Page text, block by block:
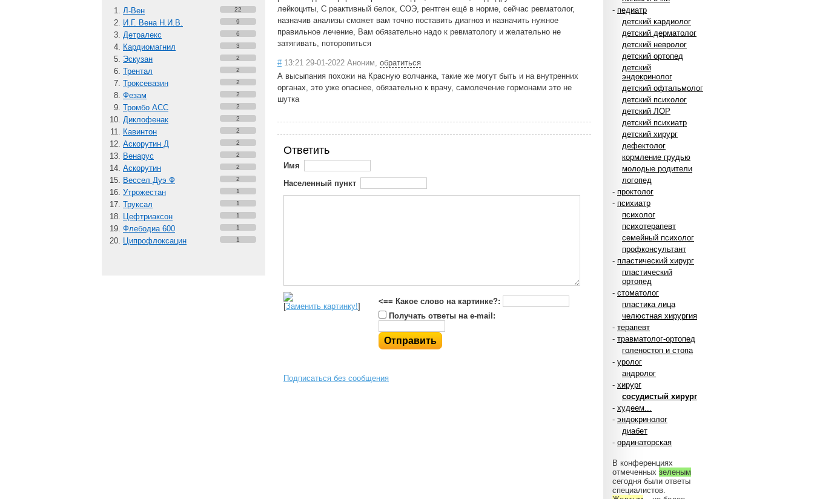
- педиатр
детский кардиолог
детский дерматолог
детский невролог
детский ортопед
детский
эндокринолог
детский офтальмолог
детский психолог
детский ЛОР
детский психиатр
детский хирург
дефектолог
кормление грудью
молодые родители
логопед
- проктолог
- психиатр
психолог
психотерапевт
семейный психолог
профконсультант
- пластический хирург
пластический
ортопед
- стоматолог
пластика лица
челюстная хирургия
- терапевт
- травматолог-ортопед
голеностоп и стопа
- уролог
андролог
- хирург
сосудистый хирург
- худеем...
- эндокринолог
диабет
- ординаторская
В конференциях
отмеченных зеленым
сегодня были ответы
специалистов.
Л-Вен 22
И.Г. Вена Н.И.В. 9
Детралекс 6
Кардиомагнил 3
Эскузан 2
Трентал 2
Троксевазин 2
Фезам 2
Тромбо АСС 2
Диклофенак 2
Кавинтон 2
Аскорутин Д 2
Венарус 2
Аскорутин 2
Вессел Дуэ Ф 2
Утрожестан 1
Труксал 1
Цефтриаксон 1
Флебодиа 600 1
Ципрофлоксацин 1
лейкоциты, С реактивный белок, СОЭ, рентген ещё в норме, сейчас ревматолог,
назначив анализы сможет вам точно поставить диагноз и назначить нужное
правильное лечение, Вам обязательно надо к ревматологу и желательно не
затягивать, поторопиться
#13:21 29-01-2022 Аноним, обратиться
А высыпания похожи на Красную волчанка, такие же могут быть и на внутренних
органах, это уже опаснее, обязательно к врачу, самолечение гормонами это не
шутка
Ответить
Имя
Населенный пункт
[Заменить картинку!]
<== Какое слово на картинке?:
Получать ответы на e-mail:
Подписаться без сообщения